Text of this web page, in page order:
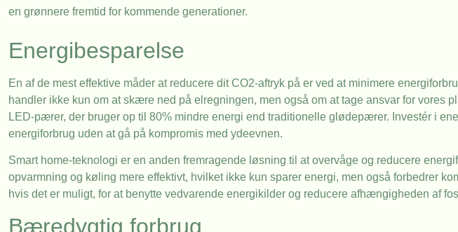
en grønnere fremtid for kommende generationer.
Energibesparelse
En af de mest effektive måder at reducere dit CO2-aftryk på er ved at minimere
handler ikke kun om at skære ned på elregningen, men også om at tage ansvar for vores
LED-pærer, der bruger op til 80% mindre energi end traditionelle glødepærer. Investér i
energiforbrug uden at gå på kompromis med ydeevnen.
Smart home-teknologi er en anden fremragende løsning til at overvåge og reducere
opvarmning og køling mere effektivt, hvilket ikke kun sparer energi, men også forbedrer
hvis det er muligt, for at benytte vedvarende energikilder og reducere afhængigheden af
Bæredygtig forbrug